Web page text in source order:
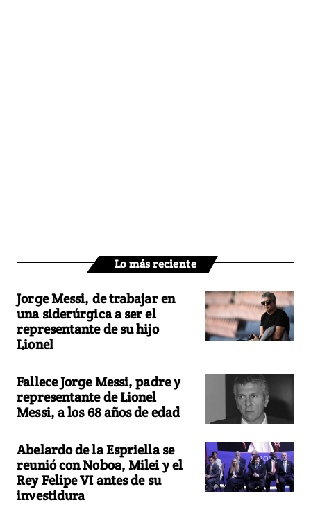
Lo más reciente
Jorge Messi, de trabajar en
una siderúrgica a ser el
representante de su hijo
Lionel
Fallece Jorge Messi, padre y
representante de Lionel
Messi, a los 68 años de edad
Abelardo de la Espriella se
reunió con Noboa, Milei y el
Rey Felipe VI antes de su
investidura